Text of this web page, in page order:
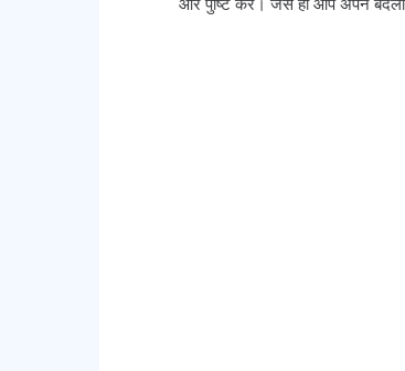
और पुष्टि करें। जैसे ही आप अपने